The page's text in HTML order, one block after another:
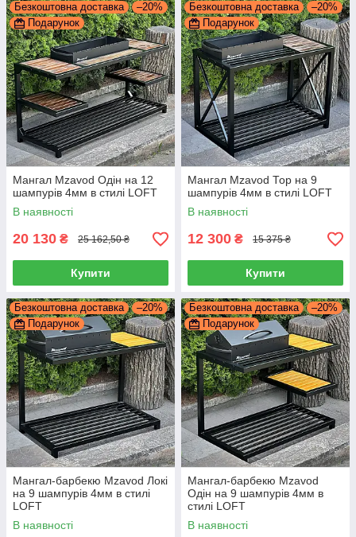
Безкоштовна доставка
–20%
Подарунок
Мангал Mzavod Одін на 12
шампурів 4мм в стилі LOFT
В наявності
20 130 ₴ 25 162,50 ₴
Купити
Безкоштовна доставка
–20%
Подарунок
Мангал Mzavod Тор на 9
шампурів 4мм в стилі LOFT
В наявності
12 300 ₴ 15 375 ₴
Купити
Безкоштовна доставка
–20%
Подарунок
Мангал-барбекю Mzavod Локі
на 9 шампурів 4мм в стилі
LOFT
В наявності
Безкоштовна доставка
–20%
Подарунок
Мангал-барбекю Mzavod
Одін на 9 шампурів 4мм в
стилі LOFT
В наявності